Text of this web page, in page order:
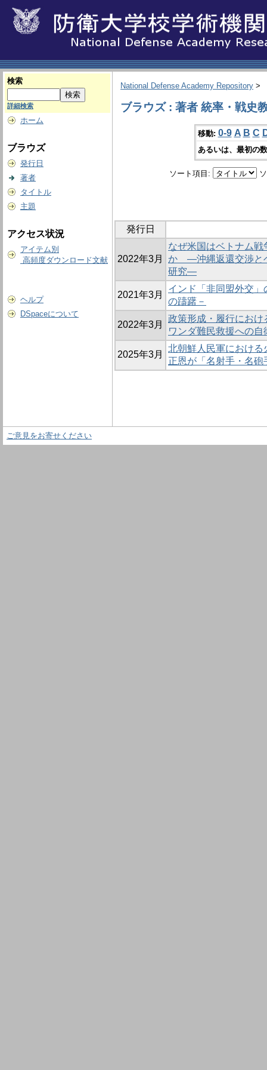
検索
詳細検索
ホーム
ブラウズ
発行日
著者
タイトル
主題
アクセス状況
アイテム別
高頻度ダウンロード文献
ヘルプ
DSpaceについて
National Defense Academy Repository >
ブラウズ : 著者 統率・戦史
移動: 0-9 A B C
あるいは、最初の
ソート項目:
発行日
2022年3月
なぜ米国はベトナム
か ―沖縄返還交渉と
研究―
2021年3月
インド「非同盟外交
の躊躇－
2022年3月
政策形成・履行にお
ワンダ難民救援への
2025年3月
北朝鮮人民軍におけ
正恩が「名射手・名
ご意見をお寄せください